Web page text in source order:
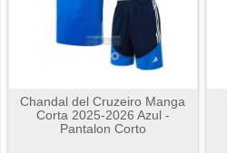
Chandal del Cruzeiro Manga
Corta 2025-2026 Azul -
Pantalon Corto